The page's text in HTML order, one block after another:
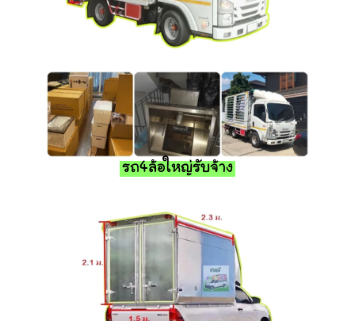
รถ4ล้อใหญ่รับจ้าง